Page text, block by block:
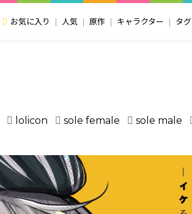
お気に入り 人気 原作 キャラクター タグ
lolicon sole female sole male